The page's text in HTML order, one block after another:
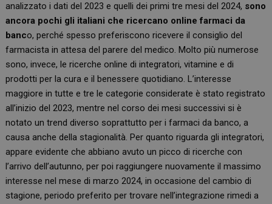
analizzato i dati del 2023 e quelli dei primi tre mesi del 2024, sono
ancora pochi gli italiani che ricercano online farmaci da
banco, perché spesso preferiscono ricevere il consiglio del
farmacista in attesa del parere del medico. Molto più numerose
sono, invece, le ricerche online di integratori, vitamine e di
prodotti per la cura e il benessere quotidiano. L’interesse
maggiore in tutte e tre le categorie considerate è stato registrato
all’inizio del 2023, mentre nel corso dei mesi successivi si è
notato un trend diverso soprattutto per i farmaci da banco, a
causa anche della stagionalità. Per quanto riguarda gli integratori,
appare evidente che abbiano avuto un picco di ricerche con
l’arrivo dell’autunno, per poi raggiungere nuovamente il massimo
interesse nel mese di marzo 2024, in occasione del cambio di
stagione, periodo preferito per trovare nell’integrazione rimedi a